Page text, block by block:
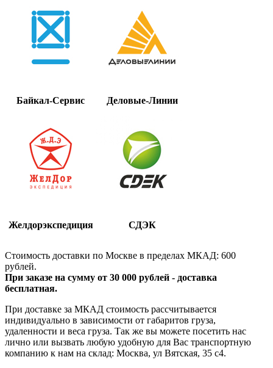
Байкал-Сервис Деловые-Линии
Желдорэкспедиция СДЭК
Стоимость доставки по Москве в пределах МКАД: 600
рублей.
При заказе на сумму от 30 000 рублей - доставка
бесплатная.
При доставке за МКАД стоимость рассчитывается
индивидуально в зависимости от габаритов груза,
удаленности и веса груза. Так же вы можете посетить нас
лично или вызвать любую удобную для Вас транспортную
компанию к нам на склад: Москва, ул Вятская, 35 c4.